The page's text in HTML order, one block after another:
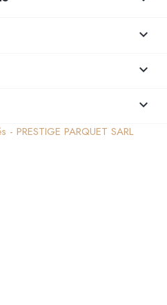


keyboard_arrow_down
PARQUET SARL